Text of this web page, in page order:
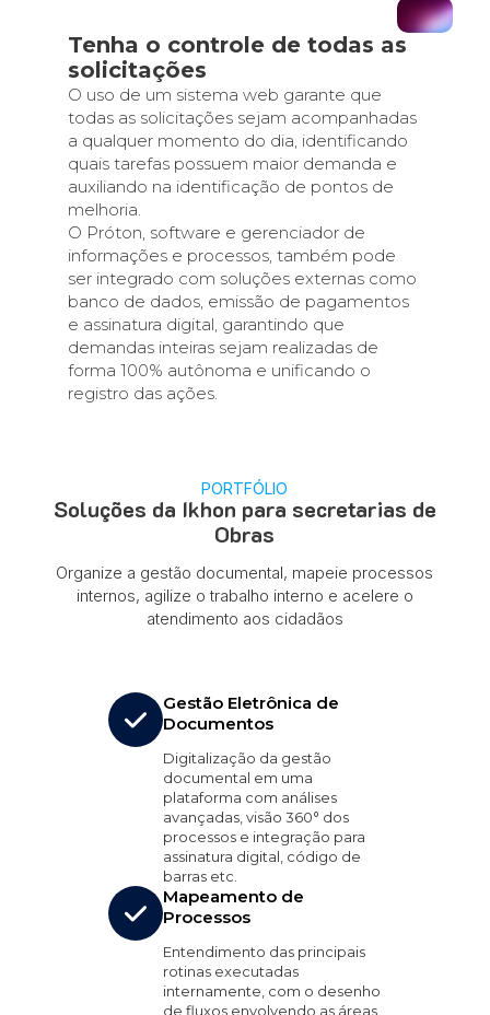
Tenha o controle de todas as
solicitações
O uso de um sistema web garante que
todas as solicitações sejam acompanhadas
a qualquer momento do dia, identificando
quais tarefas possuem maior demanda e
auxiliando na identificação de pontos de
melhoria.
O Próton, software e gerenciador de
informações e processos, também pode
ser integrado com soluções externas como
banco de dados, emissão de pagamentos
e assinatura digital, garantindo que
demandas inteiras sejam realizadas de
forma 100% autônoma e unificando o
registro das ações.
PORTFÓLIO
Soluções da Ikhon para secretarias de
Obras
Organize a gestão documental, mapeie processos
internos, agilize o trabalho interno e acelere o
atendimento aos cidadãos
Gestão Eletrônica de
Documentos
Digitalização da gestão
documental em uma
plataforma com análises
avançadas, visão 360° dos
processos e integração para
assinatura digital, código de
barras etc.
Mapeamento de
Processos
Entendimento das principais
rotinas executadas
internamente, com o desenho
de fluxos envolvendo as áreas,